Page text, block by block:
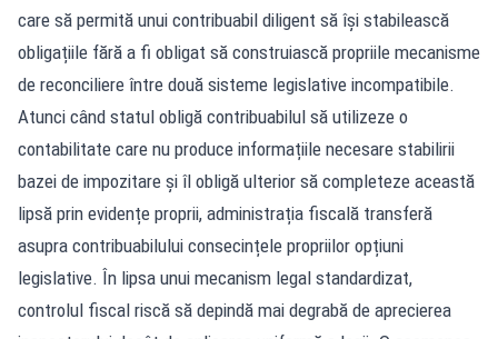
care să permită unui contribuabil diligent să își stabilească
obligațiile fără a fi obligat să construiască propriile mecanisme
de reconciliere între două sisteme legislative incompatibile.
Atunci când statul obligă contribuabilul să utilizeze o
contabilitate care nu produce informațiile necesare stabilirii
bazei de impozitare și îl obligă ulterior să completeze această
lipsă prin evidențe proprii, administrația fiscală transferă
asupra contribuabilului consecințele propriilor opțiuni
legislative. În lipsa unui mecanism legal standardizat,
controlul fiscal riscă să depindă mai degrabă de aprecierea